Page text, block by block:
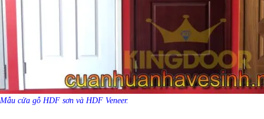
Mẫu cửa gỗ HDF sơn và HDF Veneer.